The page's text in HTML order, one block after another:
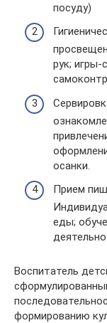
посуду)
рук; игры-
осанки.
Прием
еды;
Воспитатель
формированию